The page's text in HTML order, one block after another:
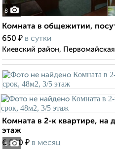
8
Комната в общежитии,
650 ₽ в сутки
Киевский район,
5
Комната в 2-к квартире, на
этаж
6 500 ₽ в месяц